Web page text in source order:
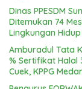
Dinas PPESDM
Ditemukan 74
Lingkungan
Amburadul Tata
% Sertifikat Halal
Cuek, KPPG